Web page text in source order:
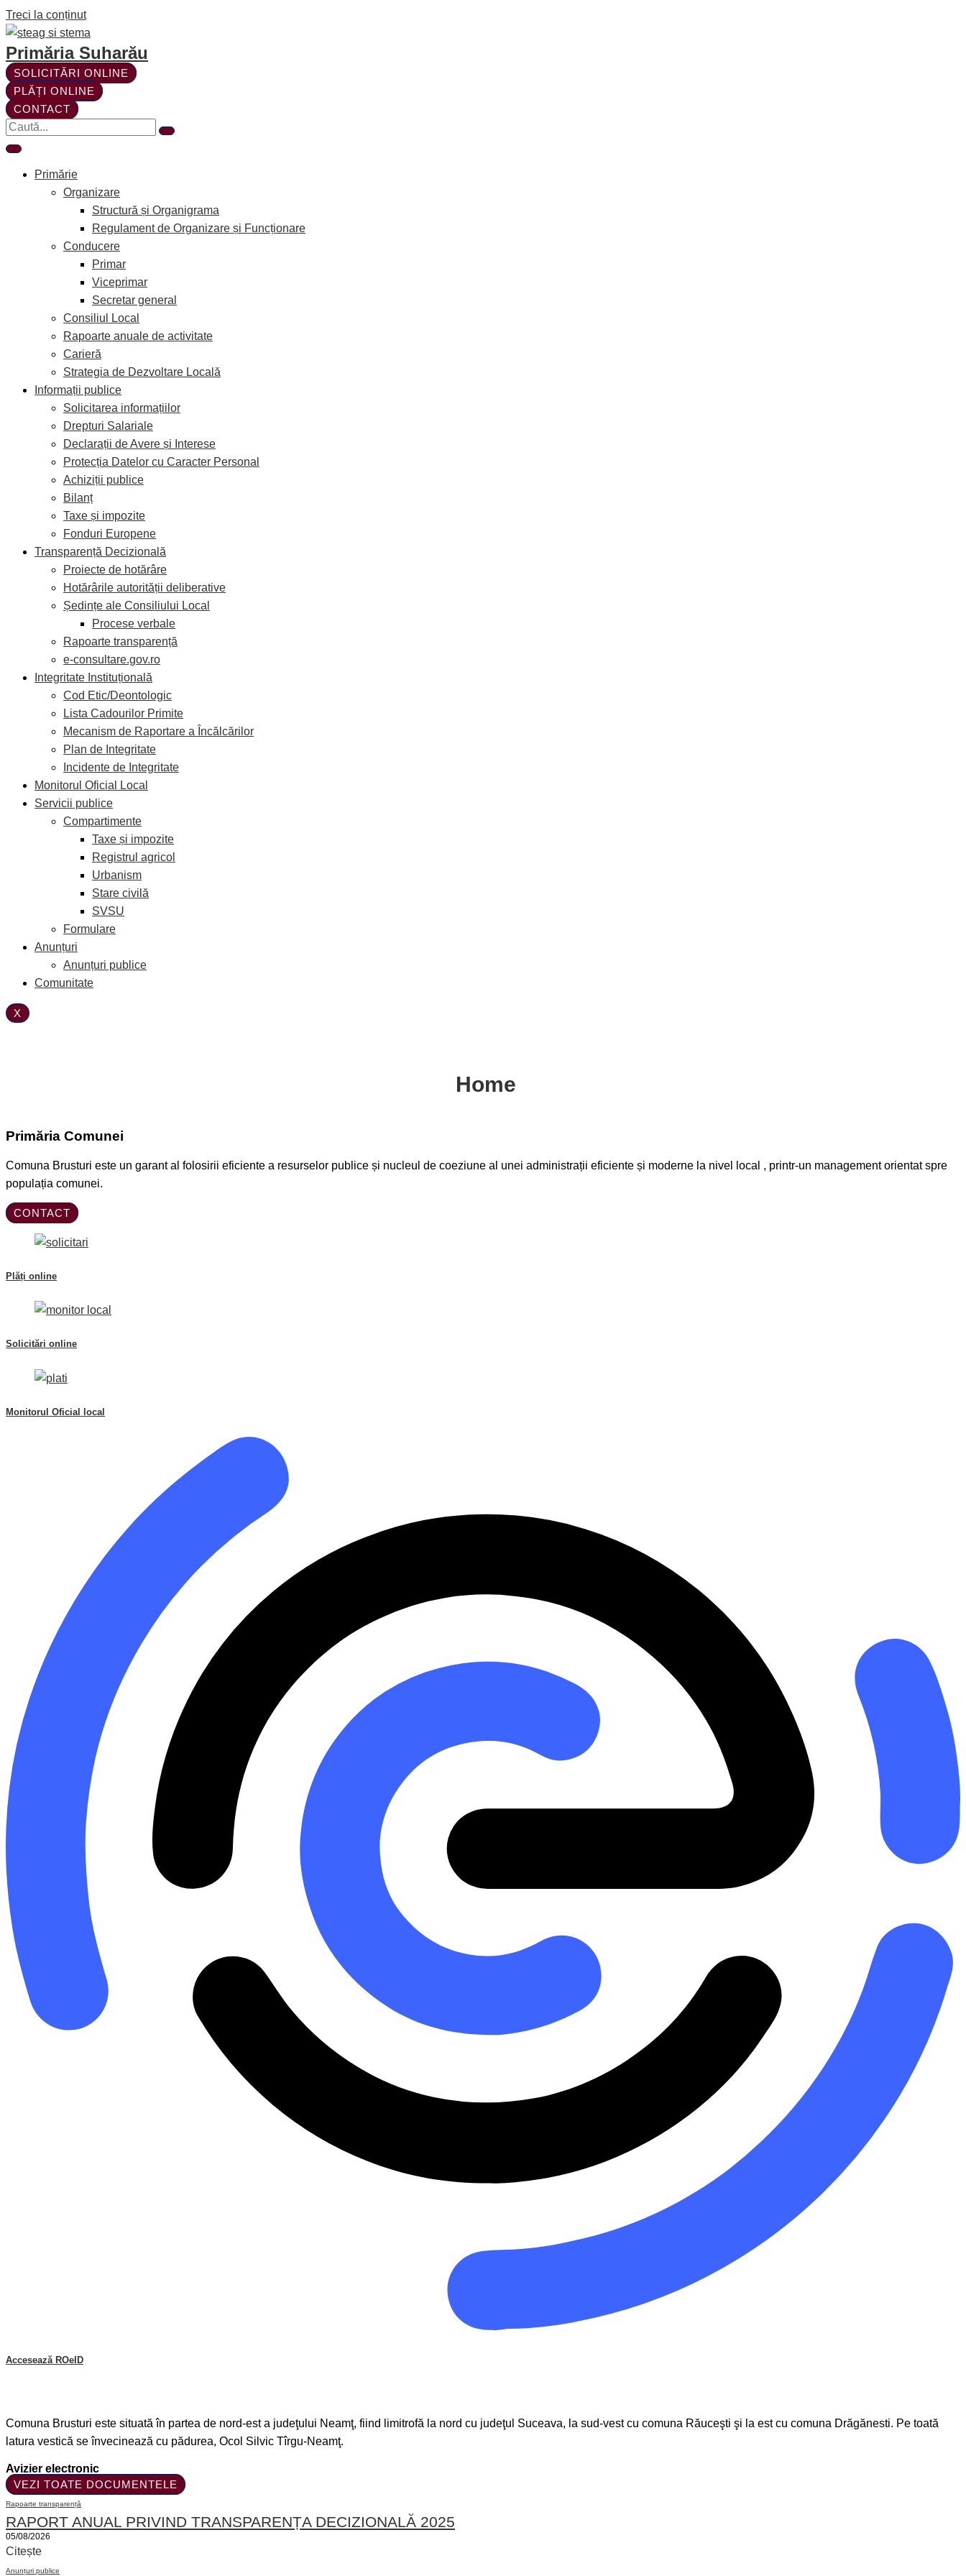
Treci la conținut
Primăria Suharău
SOLICITĂRI ONLINE
PLĂȚI ONLINE
CONTACT
Primărie
Organizare
Structură și Organigrama
Regulament de Organizare și Funcționare
Conducere
Primar
Viceprimar
Secretar general
Consiliul Local
Rapoarte anuale de activitate
Carieră
Strategia de Dezvoltare Locală
Informații publice
Solicitarea informațiilor
Drepturi Salariale
Declarații de Avere și Interese
Protecția Datelor cu Caracter Personal
Achiziții publice
Bilanț
Taxe și impozite
Fonduri Europene
Transparență Decizională
Proiecte de hotărâre
Hotărârile autorității deliberative
Ședințe ale Consiliului Local
Procese verbale
Rapoarte transparență
e-consultare.gov.ro
Integritate Instituțională
Cod Etic/Deontologic
Lista Cadourilor Primite
Mecanism de Raportare a Încălcărilor
Plan de Integritate
Incidente de Integritate
Monitorul Oficial Local
Servicii publice
Compartimente
Taxe și impozite
Registrul agricol
Urbanism
Stare civilă
SVSU
Formulare
Anunțuri
Anunțuri publice
Comunitate
X
Home
Primăria Comunei
Comuna Brusturi este un garant al folosirii eficiente a resurselor publice și nucleul de coeziune al unei administrații eficiente și moderne la nivel local , printr-un management orientat spre
populația comunei.
CONTACT
Plăți online
Solicitări online
Monitorul Oficial local
Accesează ROeID
Comuna Brusturi este situată în partea de nord-est a judeţului Neamţ, fiind limitrofă la nord cu judeţul Suceava, la sud-vest cu comuna Răuceşti şi la est cu comuna Drăgănesti. Pe toată
latura vestică se învecinează cu pădurea, Ocol Silvic Tîrgu-Neamţ.
Avizier electronic
VEZI TOATE DOCUMENTELE
Rapoarte transparență
RAPORT ANUAL PRIVIND TRANSPARENȚA DECIZIONALĂ 2025
05/08/2026
Citește
Anunțuri publice